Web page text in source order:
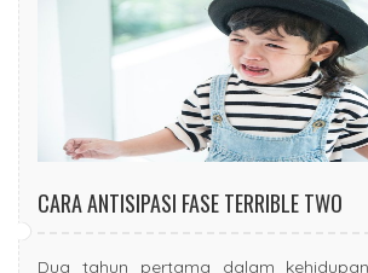
CARA ANTISIPASI FASE TERRIBLE TWO
Dua tahun pertama dalam